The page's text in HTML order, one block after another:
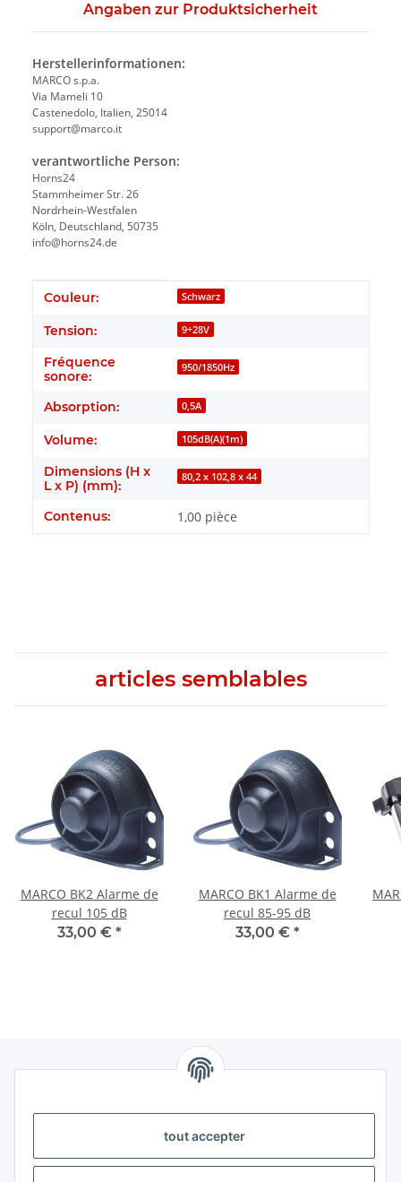
tout accepter
Angaben zur Produktsicherheit
Herstellerinformationen:
MARCO s.p.a.
Via Mameli 10
Castenedolo, Italien, 25014
support@marco.it
verantwortliche Person:
Horns24
Stammheimer Str. 26
Nordrhein-Westfalen
Köln, Deutschland, 50735
info@horns24.de
#productDetails.itemInformation#
#productDetails.itemValue#
Couleur: Schwarz
Tension: 9÷28V
Fréquence
sonore:
950/1850Hz
Absorption: 0,5A
Volume: 105dB(A)(1m)
Dimensions (H x
L x P) (mm):
80,2 x 102,8 x 44
Contenus: 1,00 pièce
articles semblables
MARCO BK2 Alarme de
recul 105 dB
33,00 € *
MARCO BK1 Alarme de
recul 85-95 dB
33,00 € *
Légal